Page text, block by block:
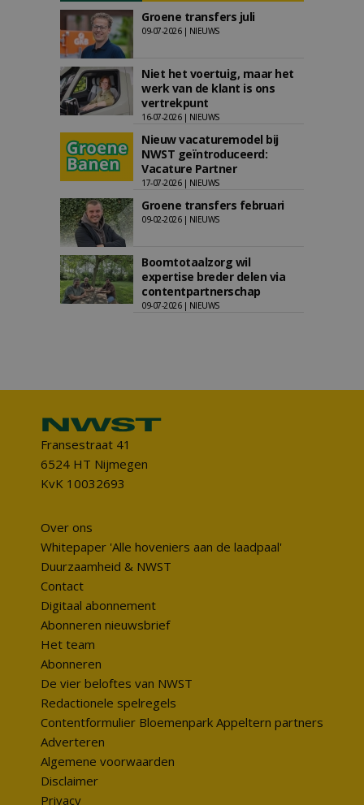
Groene transfers juli
09-07-2026 | NIEUWS
Niet het voertuig, maar het
werk van de klant is ons
vertrekpunt
16-07-2026 | NIEUWS
Nieuw vacaturemodel bij
NWST geïntroduceerd:
Vacature Partner
17-07-2026 | NIEUWS
Groene transfers februari
09-02-2026 | NIEUWS
Boomtotaalzorg wil
expertise breder delen via
contentpartnerschap
09-07-2026 | NIEUWS
Fransestraat 41
6524 HT Nijmegen
KvK 10032693
Over ons
Whitepaper 'Alle hoveniers aan de laadpaal'
Duurzaamheid & NWST
Contact
Digitaal abonnement
Abonneren nieuwsbrief
Het team
Abonneren
De vier beloftes van NWST
Redactionele spelregels
Contentformulier Bloemenpark Appeltern partners
Adverteren
Algemene voorwaarden
Disclaimer
Privacy